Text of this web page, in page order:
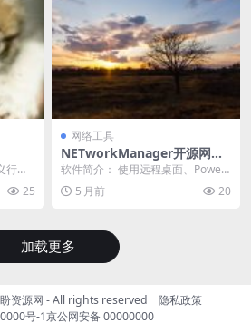
行列
或
25
网络工具
NETworkManager开源网络
管理与故障排除工具
软件简介： 使用远程桌面、Power
Shell、PuTTY、TigerVNC 或...
5 月前 20
加载更多
资源网 - All rights reserved 隐私政策
号-1京公网安备 00000000